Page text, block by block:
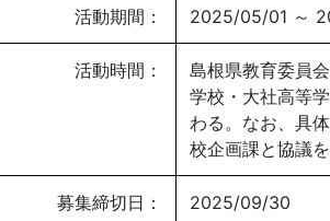
活動期間： 2025/05/01 ～
活動時間：
島根県教育委員
学校・大社高等
わる。なお、具
校企画課と協議
募集締切日： 2025/09/30